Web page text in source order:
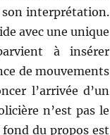
son interprétation.
avec une unique
à insérer
de mouvements
l’arrivée d’un
n’est pas le
du propos est